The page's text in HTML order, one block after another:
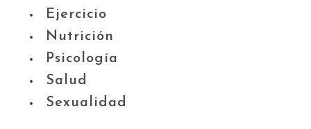
Ejercicio
Nutrición
Psicología
Salud
Sexualidad